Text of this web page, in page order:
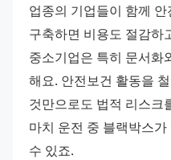
업종의 기업들이 함께
구축하면 비용도 절감하
중소기업은 특히 문서화
해요. 안전보건 활동을
것만으로도 법적 리스크
마치 운전 중 블랙박스
수 있죠.